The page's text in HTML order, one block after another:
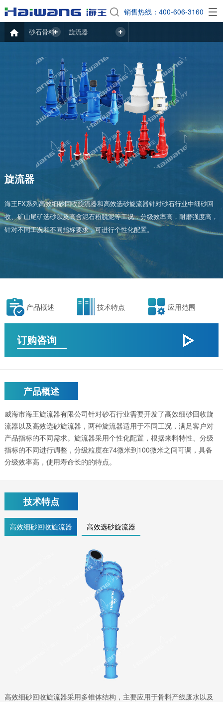
销售热线：400-606-3160
EN 
砂石骨料 旋流器
旋流器
海王FX系列高效细砂回收旋流器和高效选砂旋流器针对砂石行业中细砂回
收、矿山尾矿选砂以及高含泥石粉脱泥等工况，分级效率高，耐磨强度高，
针对不同工况和不同指标要求，可进行个性化配置。
产品概述 技术特点 应用范围
订购咨询
产品概述
威海市海王旋流器有限公司针对砂石行业需要开发了高效细砂回收旋
流器以及高效选砂旋流器，两种旋流器适用于不同工况，满足客户对
产品指标的不同需求。旋流器采用个性化配置，根据来料特性、分级
指标的不同进行调整，分级粒度在74微米到100微米之间可调，具备
分级效率高，使用寿命长的的特点。
技术特点
高效细砂回收旋流器 高效选砂旋流器
高效细砂回收旋流器采用多锥体结构，主要应用于骨料产线废水以及